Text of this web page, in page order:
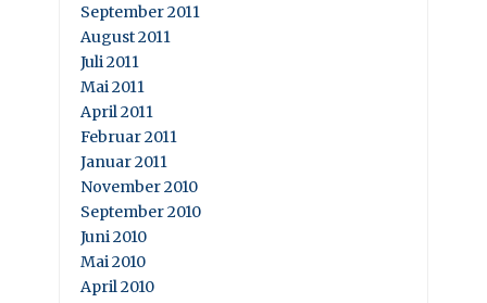
September 2011
August 2011
Juli 2011
Mai 2011
April 2011
Februar 2011
Januar 2011
November 2010
September 2010
Juni 2010
Mai 2010
April 2010